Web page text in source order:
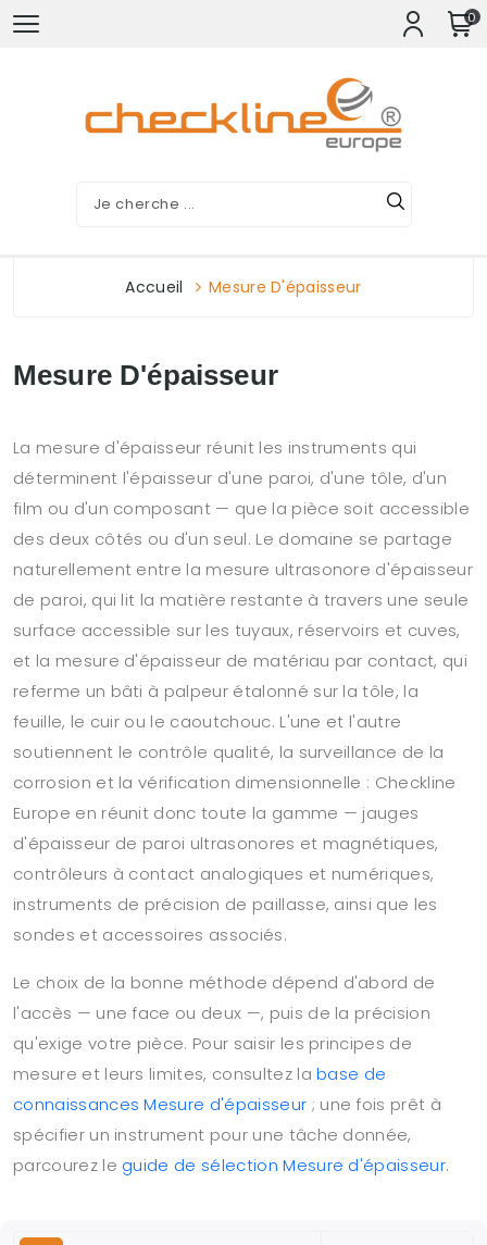
0
Accueil Mesure D'épaisseur
Mesure D'épaisseur
La mesure d'épaisseur réunit les instruments qui
déterminent l'épaisseur d'une paroi, d'une tôle, d'un
film ou d'un composant — que la pièce soit accessible
des deux côtés ou d'un seul. Le domaine se partage
naturellement entre la mesure ultrasonore d'épaisseur
de paroi, qui lit la matière restante à travers une seule
surface accessible sur les tuyaux, réservoirs et cuves,
et la mesure d'épaisseur de matériau par contact, qui
referme un bâti à palpeur étalonné sur la tôle, la
feuille, le cuir ou le caoutchouc. L'une et l'autre
soutiennent le contrôle qualité, la surveillance de la
corrosion et la vérification dimensionnelle : Checkline
Europe en réunit donc toute la gamme — jauges
d'épaisseur de paroi ultrasonores et magnétiques,
contrôleurs à contact analogiques et numériques,
instruments de précision de paillasse, ainsi que les
sondes et accessoires associés.
Le choix de la bonne méthode dépend d'abord de
l'accès — une face ou deux —, puis de la précision
qu'exige votre pièce. Pour saisir les principes de
mesure et leurs limites, consultez labase de
connaissances Mesure d'épaisseur ; une fois prêt à
spécifier un instrument pour une tâche donnée,
parcourez le guide de sélection Mesure d'épaisseur.